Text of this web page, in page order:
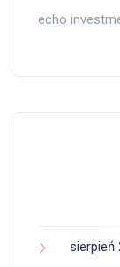
echo
sierpień